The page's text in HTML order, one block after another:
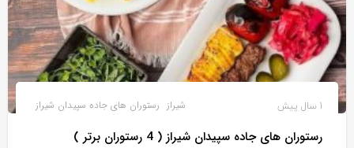
شیراز رستوران های جاده سپیدان شیراز
رستوران های جاده سپیدان شیراز ( 4 رستوران برتر )